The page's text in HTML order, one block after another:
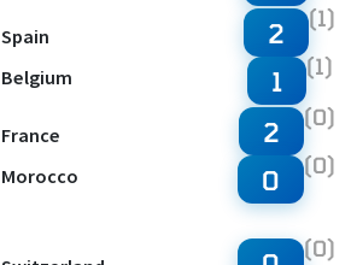
Spain
Belgium
2 (1)
1 (1)
France
Morocco
2 (0)
0 (0)
(0)